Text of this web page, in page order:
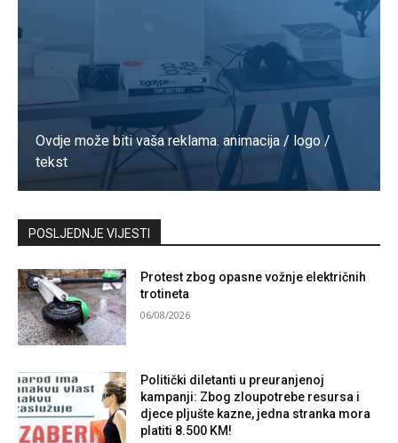
Ovdje može biti vaša reklama. animacija / logo /
tekst
Kontaktirajte nas
POSLJEDNJE VIJESTI
Protest zbog opasne vožnje električnih
trotineta
06/08/2026
Politički diletanti u preuranjenoj
kampanji: Zbog zloupotrebe resursa i
djece pljušte kazne, jedna stranka mora
platiti 8.500 KM!